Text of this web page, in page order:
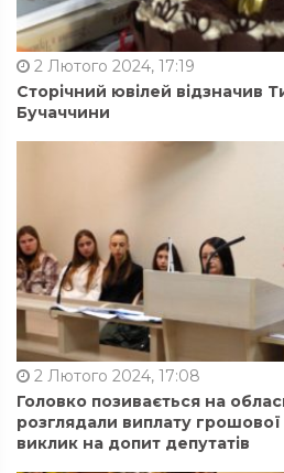
2 Лютого 2024, 17:19
Сторічний ювілей відзначив
Бучаччини
2 Лютого 2024, 17:08
Головко позивається на
розглядали виплату грошової
виклик на допит депутатів